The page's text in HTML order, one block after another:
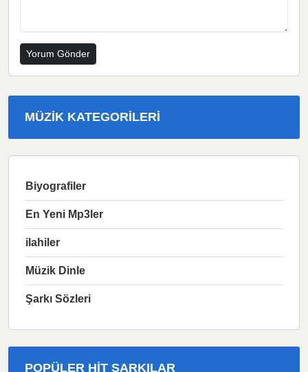
MÜZIK KATEGORILERI
Biyografiler
En Yeni Mp3ler
ilahiler
Müzik Dinle
Şarkı Sözleri
POPÜLER HIT ŞARKILAR